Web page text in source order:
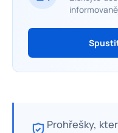
Prohřešky,